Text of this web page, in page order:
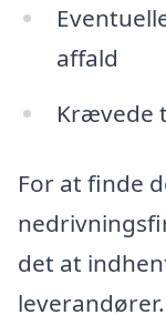
affald
Krævede
For at finde
det at